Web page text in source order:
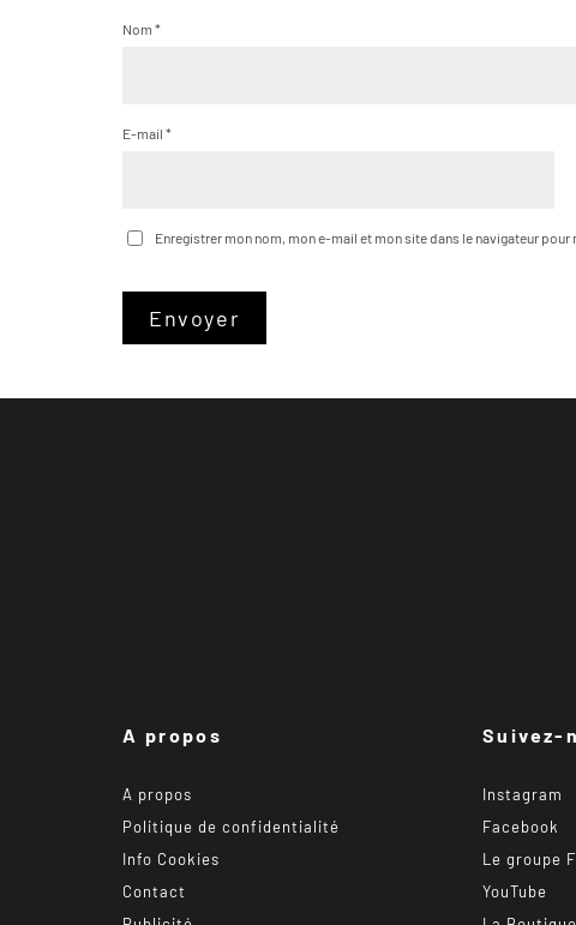
Nom *
E-mail *
Enregistrer mon nom, mon e-mail et mon site dans le navigateur
A propos
A propos
Politique de confidentialité
Info Cookies
Contact
Suivez-
Instagram
Facebook
Le groupe
YouTube